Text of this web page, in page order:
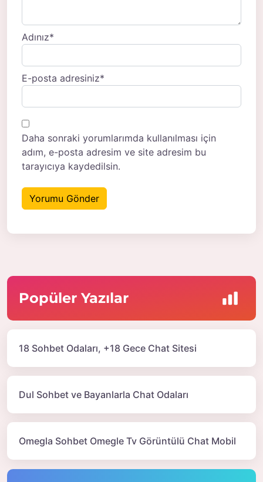
Adınız*
E-posta adresiniz*
Daha sonraki yorumlarımda kullanılması için
adım, e-posta adresim ve site adresim bu
tarayıcıya kaydedilsin.
Popüler Yazılar
18 Sohbet Odaları, +18 Gece Chat Sitesi
Dul Sohbet ve Bayanlarla Chat Odaları
Omegla Sohbet Omegle Tv Görüntülü Chat Mobil